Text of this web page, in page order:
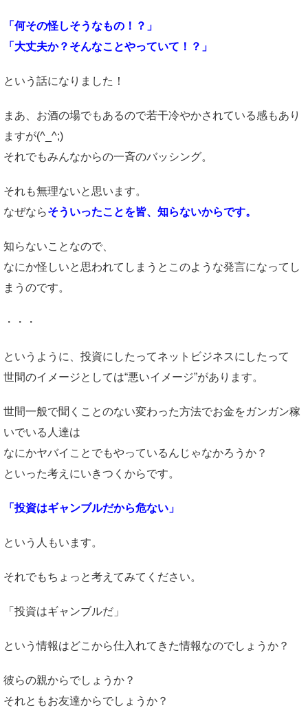
「何その怪しそうなもの！？」
「大丈夫か？そんなことやっていて！？」
という話になりました！
まあ、お酒の場でもあるので若干冷やかされている感もあり
ますが(^_^;)
それでもみんなからの一斉のバッシング。
それも無理ないと思います。
なぜならそういったことを皆、知らないからです。
知らないことなので、
なにか怪しいと思われてしまうとこのような発言になってし
まうのです。
・・・
というように、投資にしたってネットビジネスにしたって
世間のイメージとしては“悪いイメージ”があります。
世間一般で聞くことのない変わった方法でお金をガンガン稼
いでいる人達は
なにかヤバイことでもやっているんじゃなかろうか？
といった考えにいきつくからです。
「投資はギャンブルだから危ない」
という人もいます。
それでもちょっと考えてみてください。
「投資はギャンブルだ」
という情報はどこから仕入れてきた情報なのでしょうか？
彼らの親からでしょうか？
それともお友達からでしょうか？